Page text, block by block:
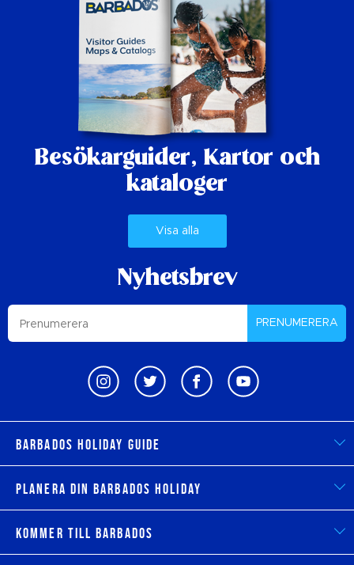
Besökarguider, Kartor och
kataloger
Visa alla
Nyhetsbrev
PRENUMERERA
Barbados Holiday Guide
Planera din Barbados Holiday
Kommer till Barbados